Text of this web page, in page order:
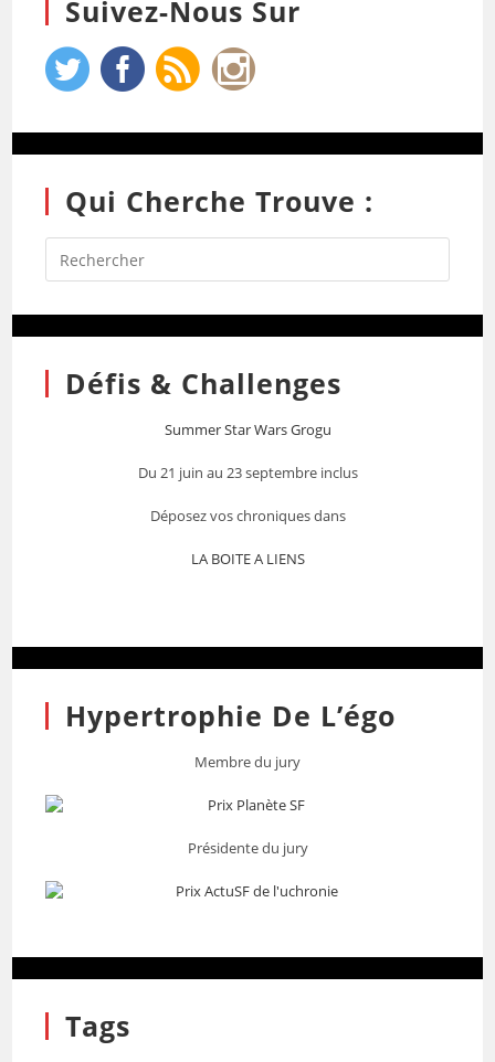
Suivez-Nous Sur
Qui Cherche Trouve :
Défis & Challenges
Summer Star Wars Grogu
Du 21 juin au 23 septembre inclus
Déposez vos chroniques dans
LA BOITE A LIENS
Hypertrophie De L’égo
Membre du jury
Présidente du jury
Tags